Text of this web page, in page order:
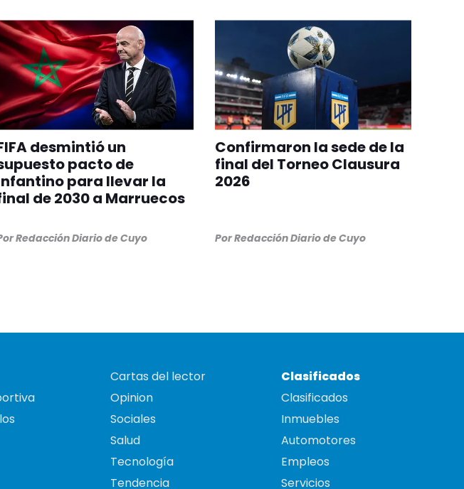
desmintió un
pacto de
para llevar la
de 2030 a Marruecos
Redacción Diario de Cuyo
Confirmaron la sede de la
final del Torneo Clausura
2026
PorRedacción Diario de Cuyo
Cartas del lector
Opinion
Sociales
Salud
Tecnología
Tendencia
Clasificados
Clasificados
Inmuebles
Automotores
Empleos
Servicios